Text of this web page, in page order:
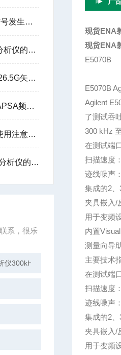
现货ENA
现货ENA
E5070B
E5070B
Agilent
了测试吞
300 kHz
在测试端
扫描速度
迹线噪声
集成的2
夹具嵌入/
用于变频
内置
测量向导
主要技术
在测试端
扫描速度
迹线噪声
集成的2
夹具嵌入/
用于变频
成都是德E8251A信号发生器250K-20G技术参数
罗德与施瓦茨频谱分析仪的实际应用场景有哪些？
是德E5080B100K-26.5G矢量网络分析仪销售
供应AgilentE4446APSA频谱分析仪3Hz-44G
矢量网络分析仪的使用注意事项
Agilent 安捷伦网络分析仪的核心任务是测量散射参数
系，很乐